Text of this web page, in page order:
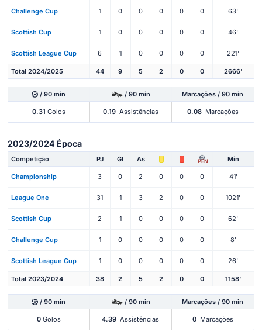
Challenge Cup 1 0 0 0 0 0 63'
Scottish Cup 1 0 0 0 0 0 46'
Scottish League Cup 6 1 0 0 0 0 221'
Total 2024/2025 44 9 5 2 0 0 2666'
/ 90 min / 90 min Marcações / 90 min
0.31 Golos 0.19 Assistências 0.08 Marcações
2023/2024 Época
Competição PJ Gl As PEN Min
Championship 3 0 2 0 0 0 41'
League One 31 1 3 2 0 0 1021'
Scottish Cup 2 1 0 0 0 0 62'
Challenge Cup 1 0 0 0 0 0 8'
Scottish League Cup 1 0 0 0 0 0 26'
Total 2023/2024 38 2 5 2 0 0 1158'
/ 90 min / 90 min Marcações / 90 min
0Golos 4.39 Assistências 0 Marcações